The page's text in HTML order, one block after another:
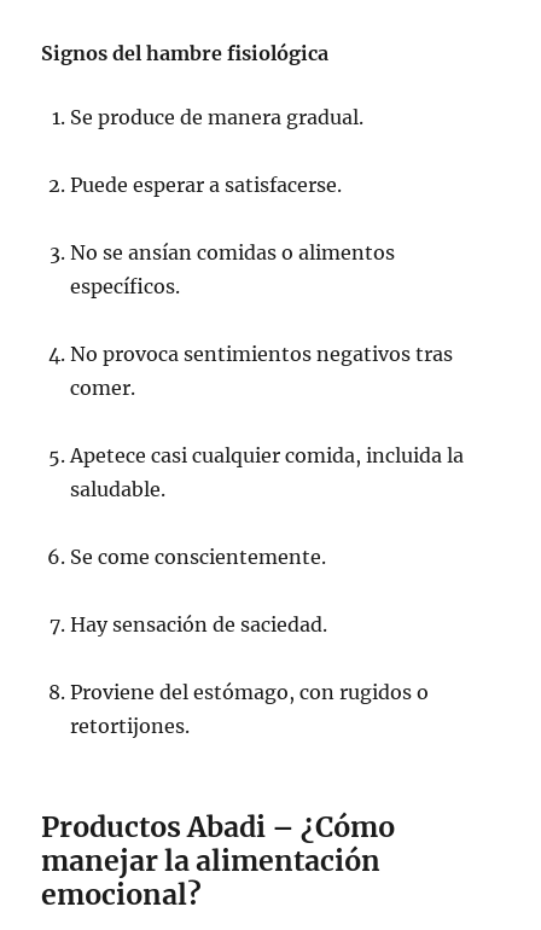
Signos del hambre fisiológica
Se produce de manera gradual.
Puede esperar a satisfacerse.
No se ansían comidas o alimentos
específicos.
No provoca sentimientos negativos tras
comer.
Apetece casi cualquier comida, incluida la
saludable.
Se come conscientemente.
Hay sensación de saciedad.
Proviene del estómago, con rugidos o
retortijones.
Productos Abadi – ¿Cómo
manejar la alimentación
emocional?